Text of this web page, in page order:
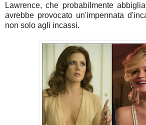
Lawrence, che probabilmente
avrebbe provocato un'impennata
non solo agli incassi.